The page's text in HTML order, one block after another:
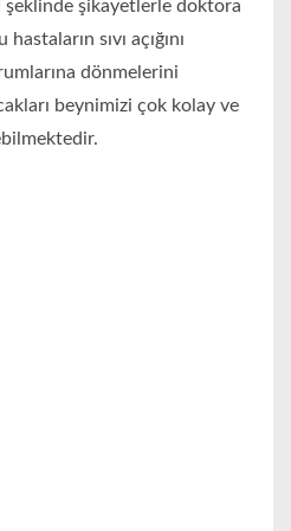
şeklinde şikayetlerle doktora
sıvı açığını
dönmelerini
beynimizi çok kolay ve